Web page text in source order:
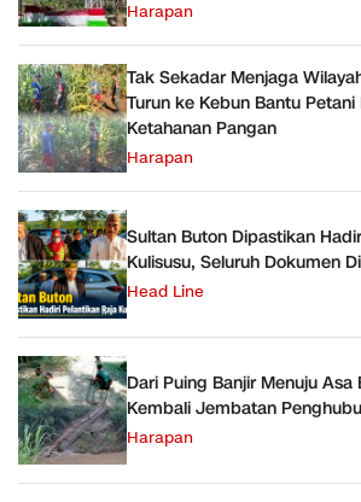
Harapan
Tak Sekadar Menjaga
Turun ke Kebun Bantu
Ketahanan Pangan
Harapan
Sultan Buton Dipastikan
Kulisusu, Seluruh Dokumen
Head Line
Dari Puing Banjir Menuju Asa
Kembali Jembatan
Harapan